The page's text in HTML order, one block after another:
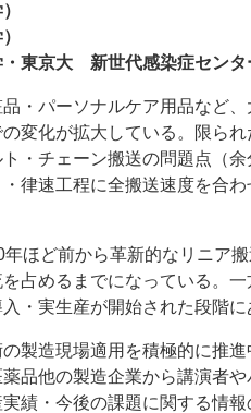
東京大 新世代感染症センタ
・パーソナルケア用品など
変化が拡大している。限ら
・チェーン搬送の問題点（余
律速工程に全搬送速度を合
ほど前から革新的なリニア
占めるまでになっている。
・実生産が開始された段階に
製造現場適用を積極的に推進
品他の製造企業から講演者
績・今後の課題に関する情